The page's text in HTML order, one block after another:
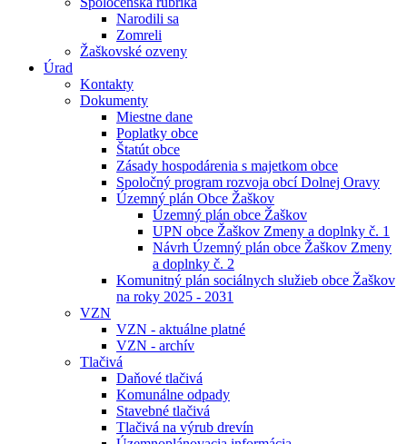
Narodili sa
Zomreli
Žaškovské ozveny
Úrad
Kontakty
Dokumenty
Miestne dane
Poplatky obce
Štatút obce
Zásady hospodárenia s majetkom obce
Spoločný program rozvoja obcí Dolnej Oravy
Územný plán Obce Žaškov
Územný plán obce Žaškov
UPN obce Žaškov Zmeny a doplnky č. 1
Návrh Územný plán obce Žaškov Zmeny
a doplnky č. 2
Komunitný plán sociálnych služieb obce Žaškov
na roky 2025 - 2031
VZN
VZN - aktuálne platné
VZN - archív
Tlačivá
Daňové tlačivá
Komunálne odpady
Stavebné tlačivá
Tlačivá na výrub drevín